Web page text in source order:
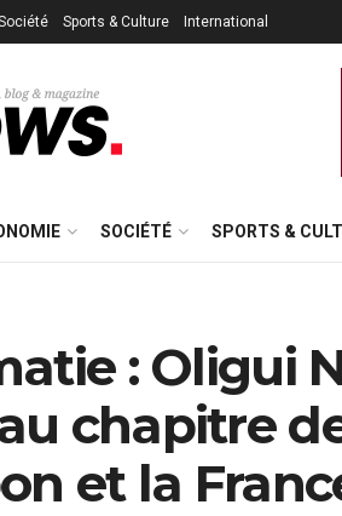
Sports & Culture International
SOCIÉTÉ SPORTS &
: Oligui
chapitre
et la